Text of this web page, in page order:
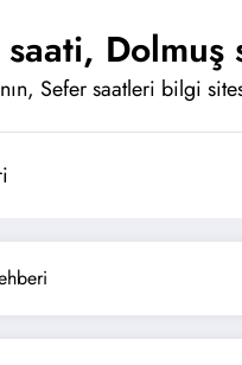
Sefer saatleri bilgi